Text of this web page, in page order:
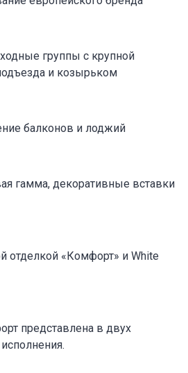
группы с крупной
и козырьком
балконов и лоджий
гамма, декоративные вставки
отделкой «Комфорт» и White
представлена в двух